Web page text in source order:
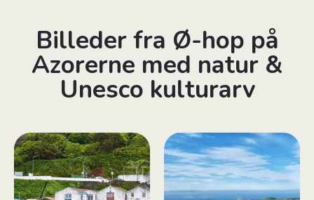
Billeder fra Ø-hop på
Azorerne med natur &
Unesco kulturarv